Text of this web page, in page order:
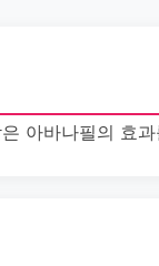
아바나필의 효